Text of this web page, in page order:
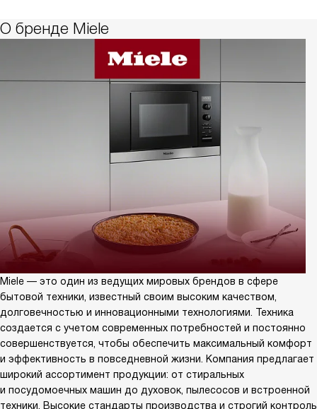
О бренде Miele
Miele — это один из ведущих мировых брендов в сфере
бытовой техники, известный своим высоким качеством,
долговечностью и инновационными технологиями. Техника
создается с учетом современных потребностей и постоянно
совершенствуется, чтобы обеспечить максимальный комфорт
и эффективность в повседневной жизни. Компания предлагает
широкий ассортимент продукции: от стиральных
и посудомоечных машин до духовок, пылесосов и встроенной
техники. Высокие стандарты производства и строгий контроль